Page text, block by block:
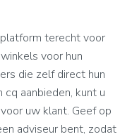
terecht voor
voor hun
die zelf direct hun
aanbieden, kunt u
uw klant. Geef op
adviseur bent, zodat